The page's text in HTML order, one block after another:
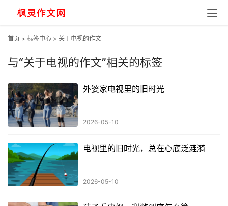
首页 > 标签中心 > 关于电视的作文
与“关于电视的作文”相关的标签
外婆家电视里的旧时光
2026-05-10
电视里的旧时光，总在心底泛涟漪
2026-05-10